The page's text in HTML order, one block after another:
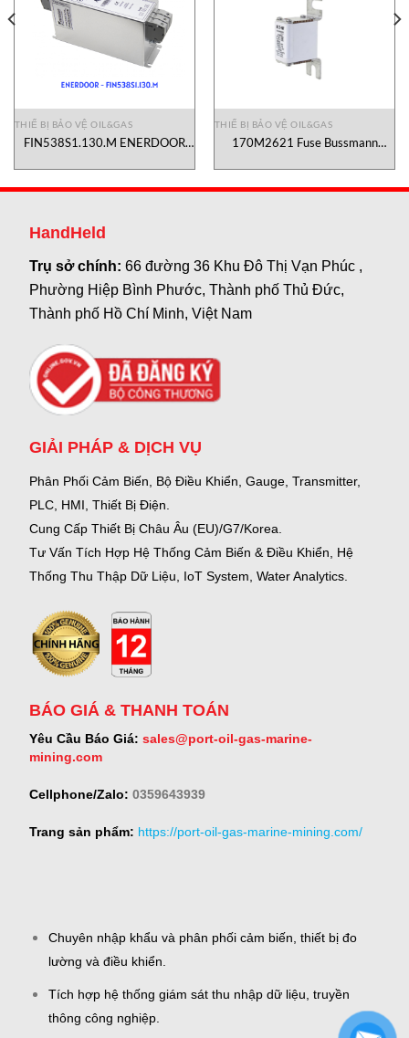
THIẾ BỊ BẢO VỆ OIL&GAS
FIN538S1.130.M ENERDOOR
THIẾ BỊ BẢO VỆ OIL&GAS
170M2621 Fuse Bussmann
HandHeld
Trụ sở chính:66 đường 36 Khu Đô Thị Vạn Phúc ,
Phường Hiệp Bình Phước, Thành phố Thủ Đức,
Thành phố Hồ Chí Minh, Việt Nam
GIẢI PHÁP & DỊCH VỤ
Phân Phối Cảm Biến, Bộ Điều Khiển, Gauge, Transmitter,
PLC, HMI, Thiết Bị Điện.
Cung Cấp Thiết Bị Châu Âu (EU)/G7/Korea.
Tư Vấn Tích Hợp Hệ Thống Cảm Biến & Điều Khiển, Hệ
Thống Thu Thập Dữ Liệu, IoT System, Water Analytics.
BÁO GIÁ & THANH TOÁN
Yêu Cầu Báo Giá: sales@port-oil-gas-marine-
mining.com
Cellphone/Zalo: 0359643939
Trang sản phẩm: https://port-oil-gas-marine-mining.com/
Chuyên nhập khẩu và phân phối cảm biến, thiết bị đo
lường và điều khiển.
Tích hợp hệ thống giám sát thu nhập dữ liệu, truyền
thông công nghiệp.